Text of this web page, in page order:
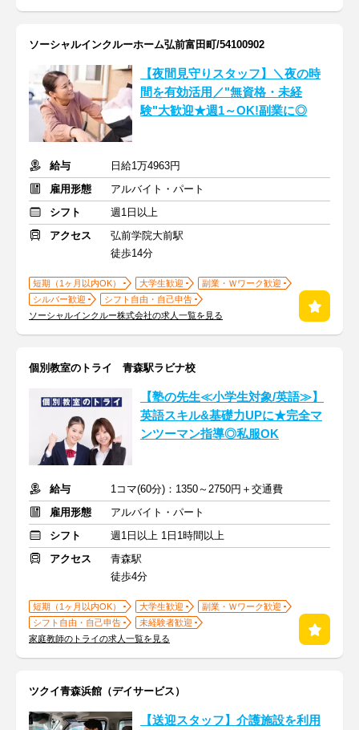
ソーシャルインクルーホーム弘前富田町/54100902
【夜間見守りスタッフ】＼夜の時
間を有効活用／"無資格・未経
験"大歓迎★週1～OK!副業に◎
給与
日給1万4963円
雇用形態
アルバイト・パート
シフト
週1日以上
アクセス
弘前学院大前駅
徒歩14分
短期（1ヶ月以内OK） 大学生歓迎
副業・Ｗワーク歓迎
シルバー歓迎
シフト自由・自己申告
ソーシャルインクルー株式会社の求人一覧を見る
個別教室のトライ 青森駅ラビナ校
【塾の先生≪小学生対象/英語≫】
英語スキル&基礎力UPに★完全マ
ンツーマン指導◎私服OK
給与
1コマ(60分)：1350～2750円＋交通費
雇用形態
アルバイト・パート
シフト
週1日以上 1日1時間以上
アクセス
青森駅
徒歩4分
短期（1ヶ月以内OK） 大学生歓迎
副業・Ｗワーク歓迎
シフト自由・自己申告
未経験者歓迎
家庭教師のトライの求人一覧を見る
ツクイ青森浜館（デイサービス）
【送迎スタッフ】介護施設を利用